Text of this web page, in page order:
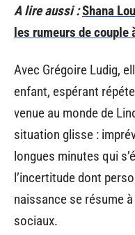
A lire aussi :Shana
les rumeurs de couple
Avec Grégoire Ludig,
enfant, espérant
venue au monde de
situation glisse :
longues minutes qui
l’incertitude dont
naissance se résume
sociaux.